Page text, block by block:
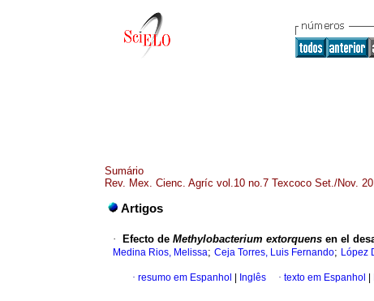
Sumário
Rev. Mex. Cienc. Agríc vol.10 no.7 Texcoco Set./Nov.
Artigos
· Efecto de Methylobacterium extorquens en el
Medina Rios, Melissa; Ceja Torres, Luis Fernando; López
· resumo em Espanhol Inglês · texto em Espanhol